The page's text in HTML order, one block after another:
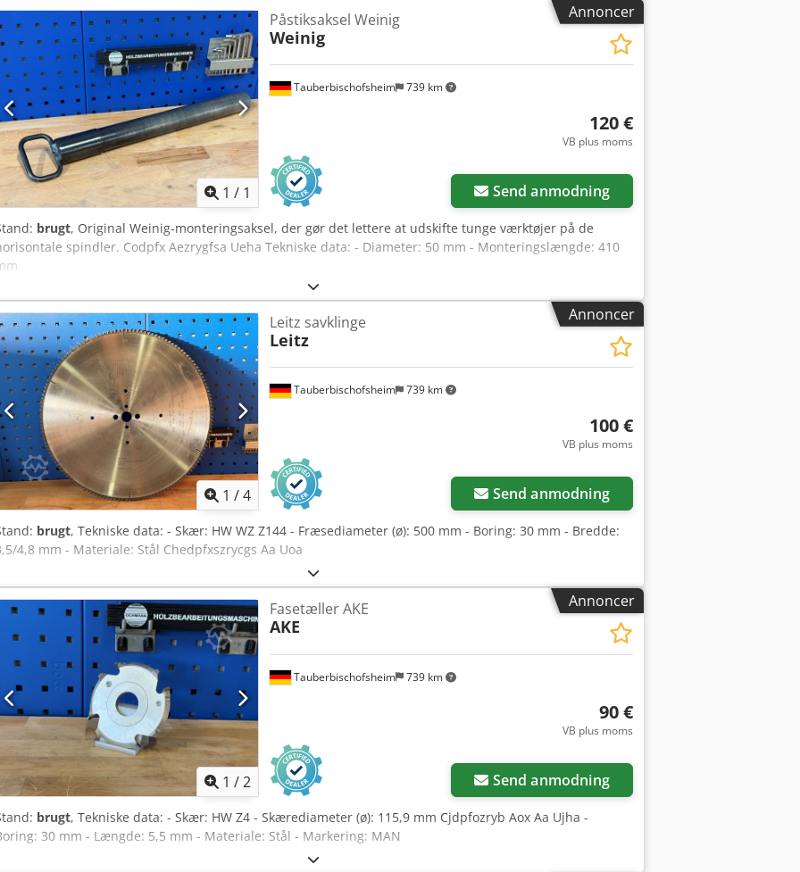
Annoncer
1 / 1
Tauberbischofsheim 739 km
Påstiksaksel Weinig
Weinig
120 €
VB plus moms
Send anmodning
brugt, Original Weinig-monteringsaksel, der gør det lettere at udskifte tunge værktøjer på de
spindler. Codpfx Aezrygfsa Ueha Tekniske data: - Diameter: 50 mm - Monteringslængde: 410
Annoncer
1 /4
Tauberbischofsheim 739 km
Leitz savklinge
Leitz
100 €
VB plus moms
Send anmodning
brugt, Tekniske data: - Skær: HW WZ Z144 - Fræsediameter (ø): 500 mm - Boring: 30 mm - Bredde:
4,8 mm - Materiale: Stål Chedpfxszrycgs Aa Uoa
Annoncer
Anmod om flere
1 /2
Tauberbischofsheim 739 km
Fasetæller AKE
AKE
90 €
VB plus moms
Send anmodning
brugt, Tekniske data: - Skær: HW Z4 - Skærediameter (ø): 115,9 mm Cjdpfozryb Aox Aa Ujha -
30 mm - Længde: 5,5 mm - Materiale: Stål - Markering: MAN